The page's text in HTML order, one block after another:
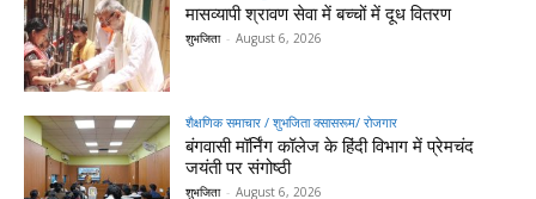
मासव्यापी श्रावण सेवा में बच्चों में दूध वितरण
शुभजिता - August 6, 2026
शैक्षणिक समाचार / शुभजिता क्सासरूम/ रोजगार
बंगवासी मॉर्निंग कॉलेज के हिंदी विभाग में प्रेमचंद
जयंती पर संगोष्ठी
शुभजिता - August 6, 2026